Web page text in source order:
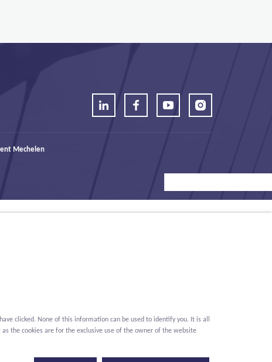
Mechelen
clicked. None of this information can be used to identify you. It is all
the cookies are for the exclusive use of the owner of the website